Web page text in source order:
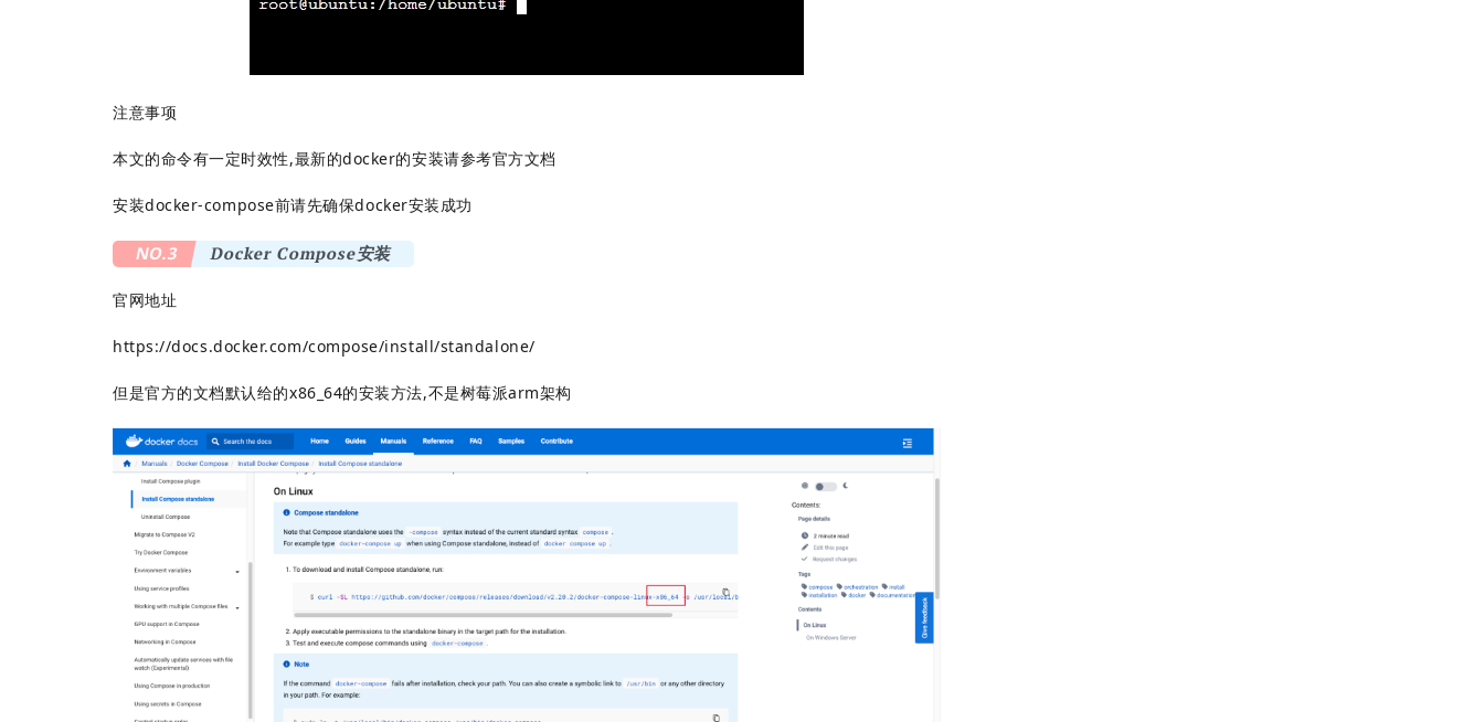
注意事项
本文的命令有一定时效性,最新的docker的安装请参考官方文档
安装docker-compose前请先确保docker安装成功
NO.3 Docker Compose安装
官网地址
https://docs.docker.com/compose/install/standalone/
但是官方的文档默认给的x86_64的安装方法,不是树莓派arm架构